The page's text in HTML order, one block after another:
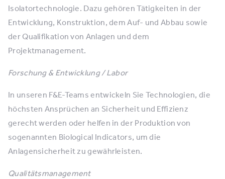
Isolatortechnologie. Dazu gehören Tätigkeiten in der
Entwicklung, Konstruktion, dem Auf- und Abbau sowie
der Qualifikation von Anlagen und dem
Projektmanagement.
Forschung & Entwicklung / Labor
In unseren F&E-Teams entwickeln Sie Technologien, die
höchsten Ansprüchen an Sicherheit und Effizienz
gerecht werden oder helfen in der Produktion von
sogenannten Biological Indicators, um die
Anlagensicherheit zu gewährleisten.
Qualitätsmanagement